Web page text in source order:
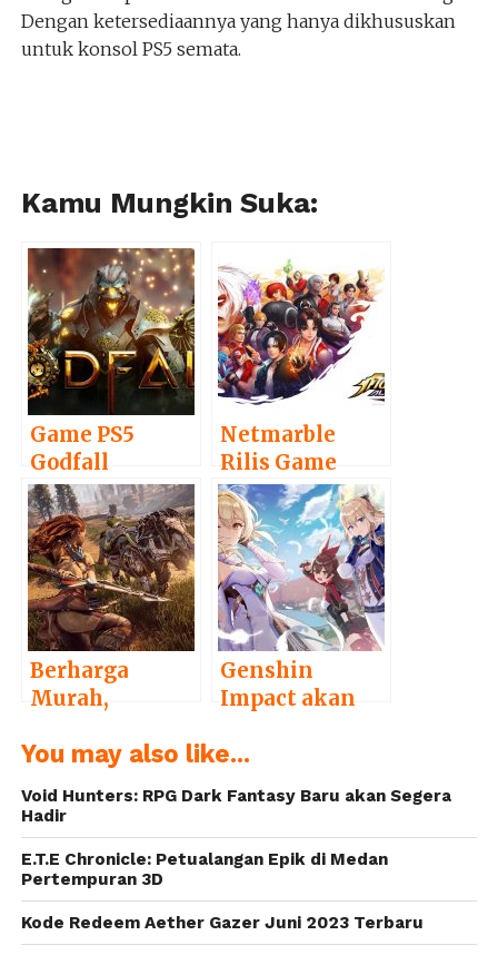
Dengan ketersediaannya yang hanya dikhususkan
untuk konsol PS5 semata.
Kamu Mungkin Suka:
Game PS5
Godfall
Pamerkan
Trailer Baru,
Perlihatkan
Sosok
“Silvermane”
Netmarble
Rilis Game
Action RPG
Terbaru “The
King of
Fighters
Allstar”
Berharga
Murah,
Dawn
Tanggal
Rilisnya di PC
Genshin
Impact akan
Fitur Bercocok
You may also like...
Void Hunters: RPG Dark Fantasy Baru akan Segera
Hadir
E.T.E Chronicle: Petualangan Epik di Medan
Pertempuran 3D
Kode Redeem Aether Gazer Juni 2023 Terbaru